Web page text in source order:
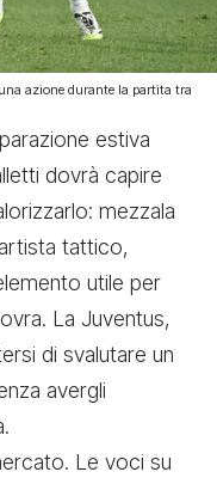
azione durante la partita tra
estiva
dovrà capire
mezzala
tattico,
utile per
La Juventus,
di svalutare un
avergli
Le voci su